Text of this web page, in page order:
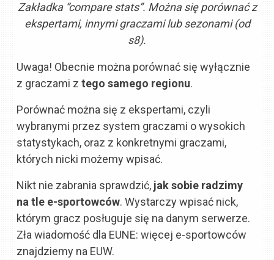
Zakładka “compare stats”. Można się porównać z
ekspertami, innymi graczami lub sezonami (od
s8).
Uwaga! Obecnie można porównać się wyłącznie
z graczami ztego samego regionu.
Porównać można się z ekspertami, czyli
wybranymi przez system graczami o wysokich
statystykach, oraz z konkretnymi graczami,
których nicki możemy wpisać.
Nikt nie zabrania sprawdzić, jak sobie radzimy
na tle e-sportowców. Wystarczy wpisać nick,
którym gracz posługuje się na danym serwerze.
Zła wiadomość dla EUNE: więcej e-sportowców
znajdziemy na EUW.